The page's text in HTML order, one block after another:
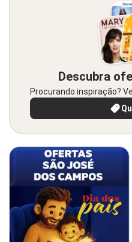
Descubra
Procurando inspiração?